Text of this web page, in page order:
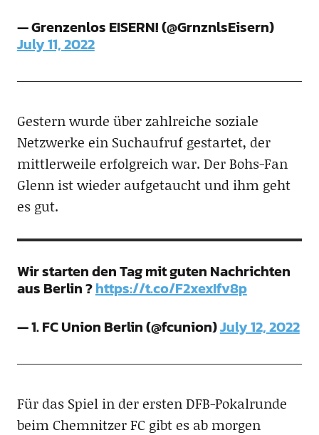
— Grenzenlos EISERN! (@GrnznlsEisern)
July 11, 2022
Gestern wurde über zahlreiche soziale
Netzwerke ein Suchaufruf gestartet, der
mittlerweile erfolgreich war. Der Bohs-Fan
Glenn ist wieder aufgetaucht und ihm geht
es gut.
Wir starten den Tag mit guten Nachrichten
aus Berlin ?https://t.co/F2xexIfv8p
— 1. FC Union Berlin (@fcunion)July 12, 2022
Für das Spiel in der ersten DFB-Pokalrunde
beim Chemnitzer FC gibt es ab morgen